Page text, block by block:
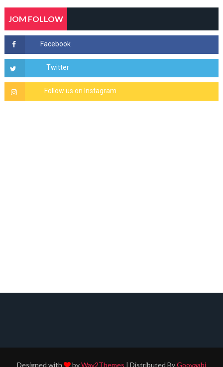
JOM FOLLOW
Designed with byWay2Themes | Distributed ByGooyaabi